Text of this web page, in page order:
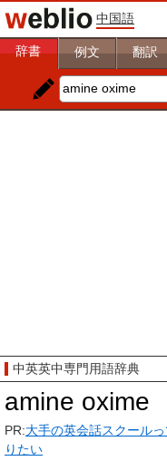
中国語
辞書 例文 翻訳
中英英中専門用語辞典
amine oxime
PR:大手の英会話スクール
りたい